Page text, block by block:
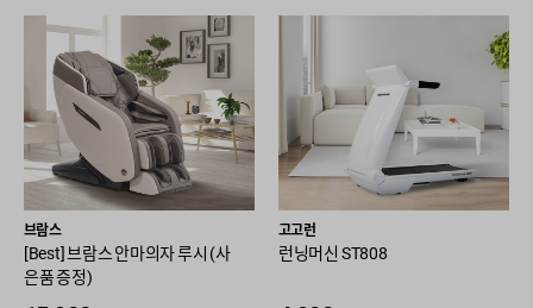
브람스
[Best] 브람스 안마의자 루시 (사
은품 증정)
고고런
런닝머신 ST808